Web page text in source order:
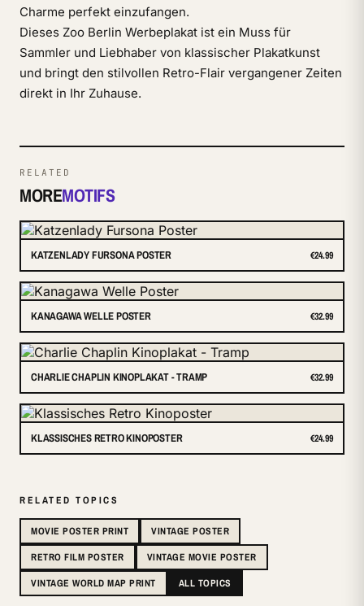
Charme perfekt einzufangen.
Dieses Zoo Berlin Werbeplakat ist ein Muss für
Sammler und Liebhaber von klassischer Plakatkunst
und bringt den stilvollen Retro-Flair vergangener Zeiten
direkt in Ihr Zuhause.
RELATED
MOREMOTIFS
KATZENLADY FURSONA POSTER €24.99
KANAGAWA WELLE POSTER €32.99
CHARLIE CHAPLIN KINOPLAKAT - TRAMP €32.99
KLASSISCHES RETRO KINOPOSTER €24.99
RELATED TOPICS
MOVIE POSTER PRINT
VINTAGE POSTER
RETRO FILM POSTER
VINTAGE MOVIE POSTER
VINTAGE WORLD MAP PRINT
ALL TOPICS